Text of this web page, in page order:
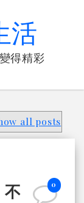
活
得精彩
all posts
0
不